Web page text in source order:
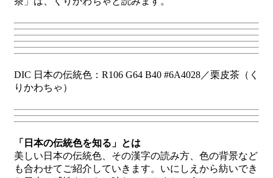
DIC 日本の伝統色：R106 G64 B40 #6A4028／栗皮茶（く
りかわちゃ）
「日本の伝統色を知る」とは
美しい日本の伝統色、その漢字の読み方、色の背景など
も合わせてご紹介していきます。いにしえから紡いでき